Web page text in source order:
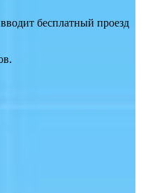
бесплатный проезд